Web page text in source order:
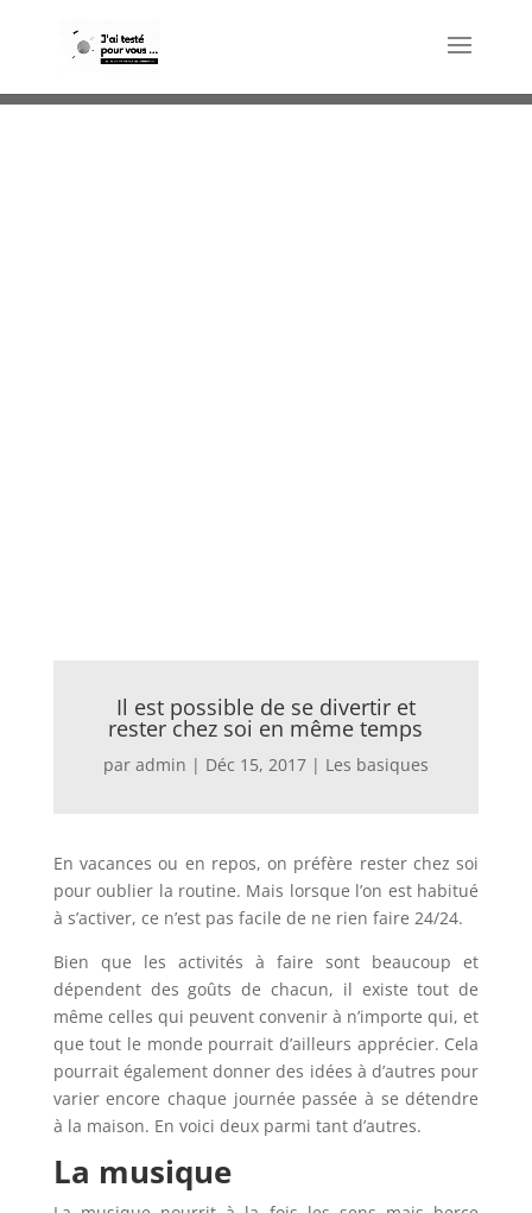
Il est possible de se divertir et
rester chez soi en même temps
par admin | Déc 15, 2017| Les basiques
En vacances ou en repos, on préfère rester chez soi
pour oublier la routine. Mais lorsque l’on est habitué
à s’activer, ce n’est pas facile de ne rien faire 24/24.
Bien que les activités à faire sont beaucoup et
dépendent des goûts de chacun, il existe tout de
même celles qui peuvent convenir à n’importe qui, et
que tout le monde pourrait d’ailleurs apprécier. Cela
pourrait également donner des idées à d’autres pour
varier encore chaque journée passée à se détendre
à la maison. En voici deux parmi tant d’autres.
La musique